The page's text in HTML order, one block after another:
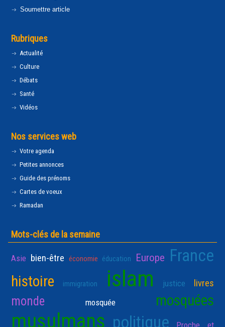
Soumettre article
Rubriques
Actualité
Culture
Débats
Santé
Vidéos
Nos services web
Votre agenda
Petites annonces
Guide des prénoms
Cartes de voeux
Ramadan
Mots-clés de la semaine
Asie bien-être économie éducation Europe France
histoire immigration islam justice livres
monde mosquée mosquées
musulmans politique Proche et